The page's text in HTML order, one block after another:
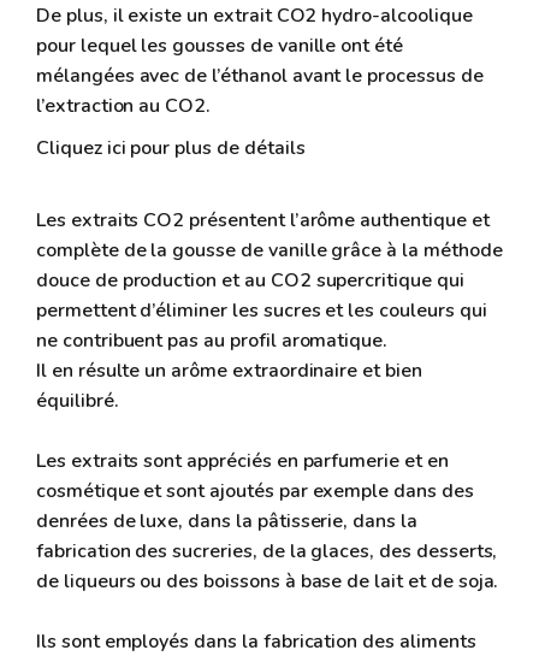
De plus, il existe un extrait CO2 hydro-alcoolique
pour lequel les gousses de vanille ont été
mélangées avec de l’éthanol avant le processus de
l’extraction au CO2.
Cliquez ici pour plus de détails
Les extraits CO2 présentent l’arôme authentique et
complète de la gousse de vanille grâce à la méthode
douce de production et au CO2 supercritique qui
permettent d’éliminer les sucres et les couleurs qui
ne contribuent pas au profil aromatique.
Il en résulte un arôme extraordinaire et bien
équilibré.
Les extraits sont appréciés en parfumerie et en
cosmétique et sont ajoutés par exemple dans des
denrées de luxe, dans la pâtisserie, dans la
fabrication des sucreries, de la glaces, des desserts,
de liqueurs ou des boissons à base de lait et de soja.
Ils sont employés dans la fabrication des aliments